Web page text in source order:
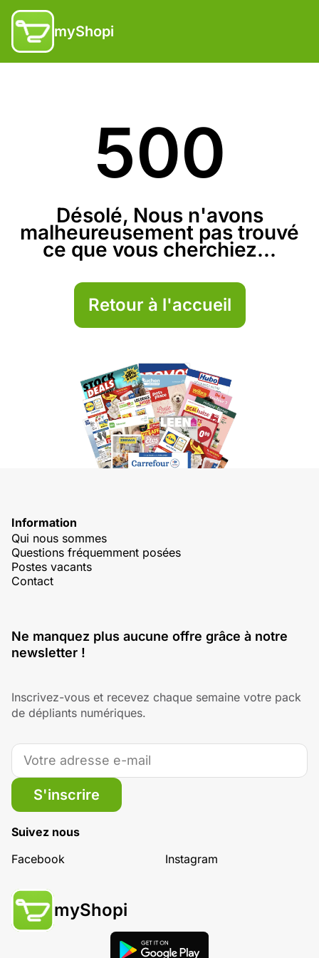
myShopi
500
Désolé, Nous n'avons
malheureusement pas trouvé
ce que vous cherchiez...
Retour à l'accueil
Information
Qui nous sommes
Questions fréquemment posées
Postes vacants
Contact
Ne manquez plus aucune offre grâce à notre
newsletter !
Inscrivez-vous et recevez chaque semaine votre pack
de dépliants numériques.
S'inscrire
Suivez nous
Facebook
Instagram
myShopi